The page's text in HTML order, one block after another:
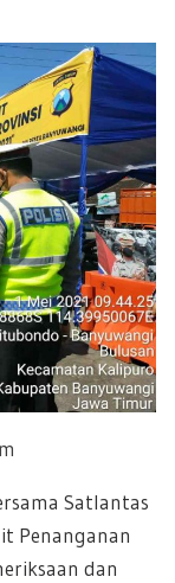
Satlantas
Penanganan
dan